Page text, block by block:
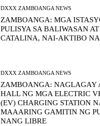
DXXX ZAMBOANGA NEWS
ZAMBOANGA: MGA
PULISYA SA BALIWASAN AT
CATALINA, NAI-AKTIBO NA
DXXX ZAMBOANGA NEWS
ZAMBOANGA: NAGLAGAY
HALL NG MGA ELECTRIC
(EV) CHARGING STATION
MAAARING GAMITIN NG
NANG LIBRE